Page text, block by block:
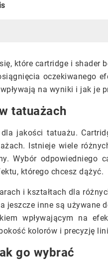
które cartridge i shader
oczekiwanego
na wyniki i jak je
tatuażach
jakości tatuażu.
Istnieje wiele
Wybór odpowiedniego
którego chcesz dążyć.
i kształtach dla
inne są używane
wpływającym na
kolorów i precyzję
go wybrać